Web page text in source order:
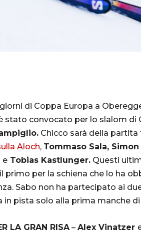
di Coppa Europa a
stato convocato per lo slalom di
Chicco sarà della
Aloch, Tommaso Sala,
e Tobias Kastlunger. Questi
primo per la schiena che lo ha
Sabo non ha partecipato ai
in pista solo alla prima manche
LA GRAN RISA– Alex Vinatzer